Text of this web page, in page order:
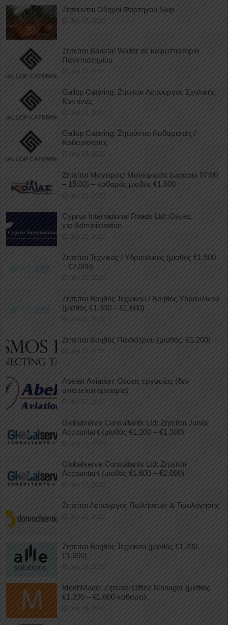
Ζητούνται Οδηγοί Φορτηγού Skip
July 27, 2026
Ζητείται Barista/ Waiter σε καφεστιατόριο
Πανεπιστημίου
July 23, 2026
Gallop Catering: Ζητείται Λειτουργός Σχολικής
Καντίνας
July 23, 2026
Gallop Catering: Ζητούνται Καθαριστές /
Καθαρίστριες
July 23, 2026
Ζητείται Μάγειρας/ Μαγείρισσα (ωράριο 07:00
– 15:00) – καθαρός μισθός €1.600
July 23, 2026
Cyprus International Roads Ltd: Θέσεις
για Administration
July 21, 2026
Ζητείται Τεχνικός / Υδραυλικός (μισθός €1.500
– €2.000)
July 21, 2026
Ζητείται Βοηθός Τεχνικού / Βοηθός Υδραυλικού
(μισθός €1.300 – €1.600)
July 21, 2026
Ζητείται Βοηθός Παιδιάτρου (μισθός: €1.200)
July 18, 2026
Abelair Aviation: Θέσεις εργασίας (δεν
απαιτείται εμπειρία)
July 17, 2026
Globalserve Consultants Ltd: Ζητείται Junior
Accountant (μισθός €1.200 – €1.300)
July 17, 2026
Globalserve Consultants Ltd: Ζητείται
Accountant (μισθός €1.600 – €2.000)
July 17, 2026
Ζητείται Λειτουργός Πωλήσεων & Τιμολόγησης
July 16, 2026
Ζητείται Βοηθός Τεχνικού (μισθός €1.200 –
€1.600)
July 15, 2026
MeshMade: Ζητείται Office Manager (μισθός
€1.200 – €1.600 καθαρά)
July 15, 2026